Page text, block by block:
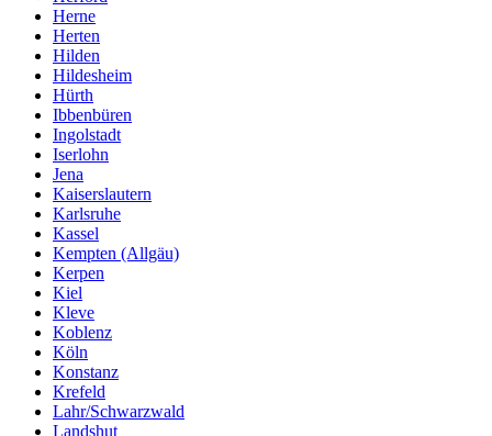
Herne
Herten
Hilden
Hildesheim
Hürth
Ibbenbüren
Ingolstadt
Iserlohn
Jena
Kaiserslautern
Karlsruhe
Kassel
Kempten (Allgäu)
Kerpen
Kiel
Kleve
Koblenz
Köln
Konstanz
Krefeld
Lahr/Schwarzwald
Landshut